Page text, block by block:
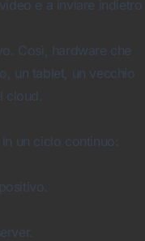
e a inviare indietro
Così, hardware che
un tablet, un vecchio
cloud.
un ciclo continuo: